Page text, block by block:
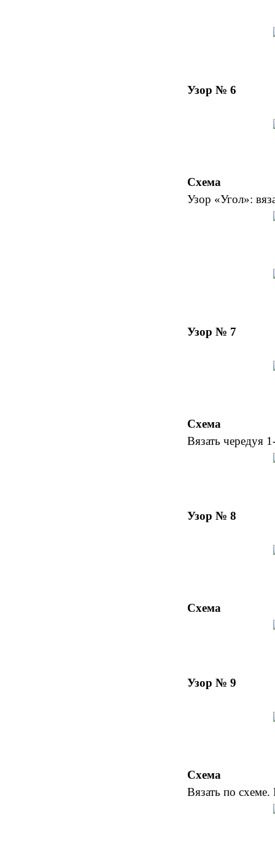
Узор № 6
Схема
Узор «Угол»:
Узор № 7
Схема
Вязать чередуя
Узор № 8
Схема
Узор № 9
Схема
Вязать по